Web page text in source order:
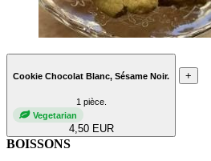
Cookie Chocolat Blanc, Sésame Noir.
1 pièce.
Vegetarian
4,50 EUR
+
BOISSONS